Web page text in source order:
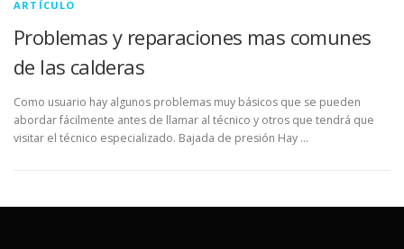
ARTÍCULO
Problemas y reparaciones mas comunes
de las calderas
Como usuario hay algunos problemas muy básicos que se pueden
abordar fácilmente antes de llamar al técnico y otros que tendrá que
visitar el técnico especializado. Bajada de presión Hay …